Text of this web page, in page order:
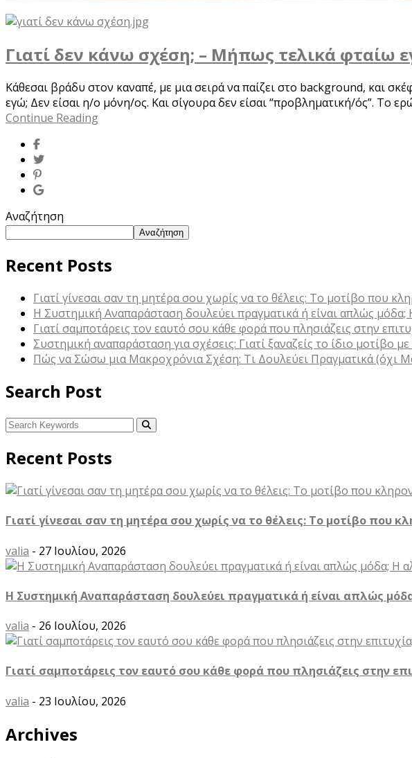
Γιατί δεν κάνω σχέση; – Μήπως τελικά φταίω
Κάθεσαι βράδυ στον καναπέ, με μια σειρά να παίζει στο background, και
εγώ; Δεν είσαι η/ο μόνη/ος. Και σίγουρα δεν είσαι “προβληματική/ός”. Το
Continue Reading
Αναζήτηση
Αναζήτηση
Recent Posts
Γιατί γίνεσαι σαν τη μητέρα σου χωρίς να το θέλεις: Το μοτίβο που
Η Συστημική Αναπαράσταση δουλεύει πραγματικά ή είναι απλώς μόδα;
Γιατί σαμποτάρεις τον εαυτό σου κάθε φορά που πλησιάζεις στην
Συστημική αναπαράσταση για σχέσεις: Γιατί ξαναζείς το ίδιο μοτίβο
Πώς να Σώσω μια Μακροχρόνια Σχέση: Τι Δουλεύει Πραγματικά (όχι
Search Post
Recent Posts
Γιατί γίνεσαι σαν τη μητέρα σου χωρίς να το θέλεις: Το μοτίβο που
valia - 27 Ιουλίου, 2026
Η Συστημική Αναπαράσταση δουλεύει πραγματικά ή είναι απλώς
valia - 26 Ιουλίου, 2026
Γιατί σαμποτάρεις τον εαυτό σου κάθε φορά που πλησιάζεις στην
valia - 23 Ιουλίου, 2026
Archives